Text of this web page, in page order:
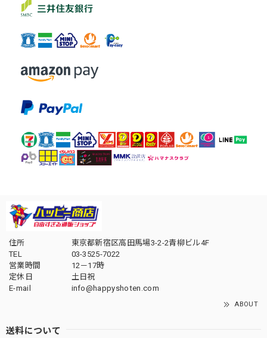
住所
東京都新宿区高田馬場3-2-2青柳ビル4F
TEL
03-3525-7022
営業時間
12－17時
定休日
土日祝
E-mail
info@happyshoten.com
ABOUT
送料について